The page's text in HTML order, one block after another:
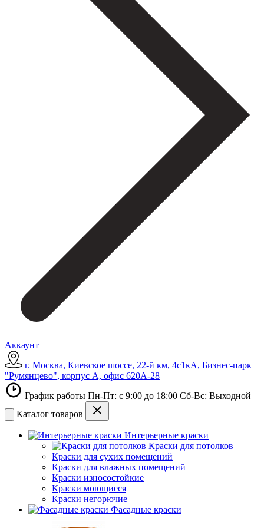
Аккаунт
г. Москва, Киевское шоссе, 22-й км, 4с1кА, Бизнес-парк
"Румянцево", корпус А, офис 620А-28
График работы Пн-Пт: с 9:00 до 18:00 Сб-Вс: Выходной
Каталог товаров
Интерьерные краски
Краски для потолков
Краски для сухих помещений
Краски для влажных помещений
Краски износостойкие
Краски моющиеся
Краски негорючие
Фасадные краски